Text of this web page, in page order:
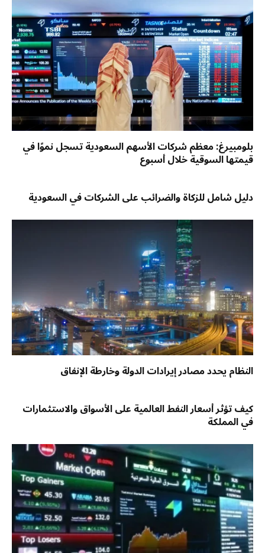
بلومبيرغ: معظم شركات الأسهم السعودية تسجل نموًا في
قيمتها السوقية خلال أسبوع
دليل شامل للزكاة والضرائب على الشركات في السعودية
النظام يحدد مصادر إيرادات الدولة وخارطة الإنفاق
كيف تؤثر أسعار النفط العالمية على الأسواق والاستثمارات
في المملكة